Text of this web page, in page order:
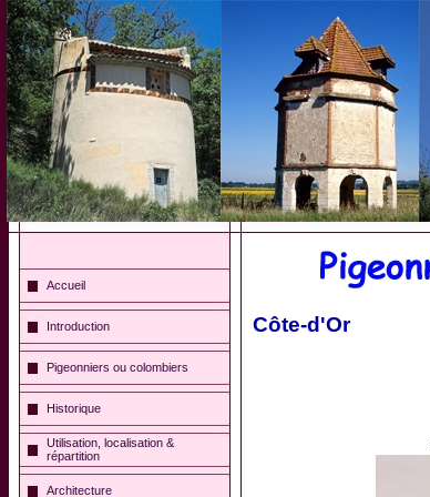
Accueil
Introduction
Pigeonniers ou colombiers
Historique
Utilisation, localisation &
répartition
Architecture
Côte-d'Or